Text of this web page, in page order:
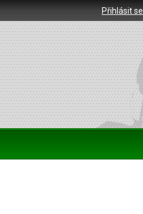
Přihlásit se